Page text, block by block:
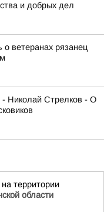
и добрых дел
ветеранах рязанец
- Николай Стрелков - О
территории
области